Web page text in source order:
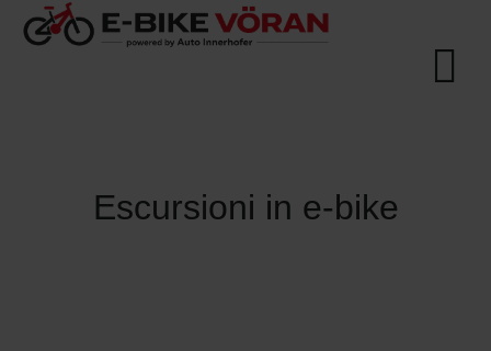
Escursioni in e-bike